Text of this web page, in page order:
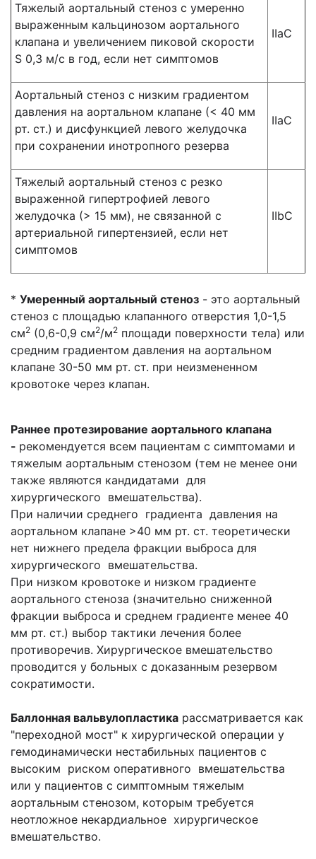
Тяжелый аортальный стеноз с умеренно
выраженным кальцинозом аортального
клапана и увеличением пиковой скорости
S 0,3 м/с в год, если нет симптомов
IIaC
Аортальный стеноз с низким градиентом
давления на аортальном клапане (< 40 мм
рт. ст.) и дисфункцией левого желудочка
при сохранении инотропного резерва
IIaC
Тяжелый аортальный стеноз с резко
выраженной гипертрофией левого
желудочка (> 15 мм), не связанной с
артериальной гипертензией, если нет
симптомов
IIbC
* Умеренный аортальный стеноз - это аортальный
стеноз с площадью клапанного отверстия 1,0-1,5
см2 (0,6-0,9 см2/м2 площади поверхности тела) или
средним градиентом давления на аортальном
клапане 30-50 мм рт. ст. при неизмененном
кровотоке через клапан.
Раннее протезирование аортального клапана
- рекомендуется всем пациентам с симптомами и
тяжелым аортальным стенозом (тем не менее они
также являются кандидатами для
хирургического вмешательства).
При наличии среднего градиента давления на
аортальном клапане >40 мм рт. ст. теоретически
нет нижнего предела фракции выброса для
хирургического вмешательства.
При низком кровотоке и низком градиенте
аортального стеноза (значительно сниженной
фракции выброса и среднем градиенте менее 40
мм рт. ст.) выбор тактики лечения более
противоречив. Хирургическое вмешательство
проводится у больных с доказанным резервом
сократимости.
Баллонная вальвулопластика рассматривается как
"переходной мост" к хирургической операции у
гемодинамически нестабильных пациентов с
высоким риском оперативного вмешательства
или у пациентов с симптомным тяжелым
аортальным стенозом, которым требуется
неотложное некардиальное хирургическое
вмешательство.